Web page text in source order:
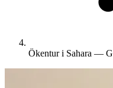
Ökentur i Sahara —